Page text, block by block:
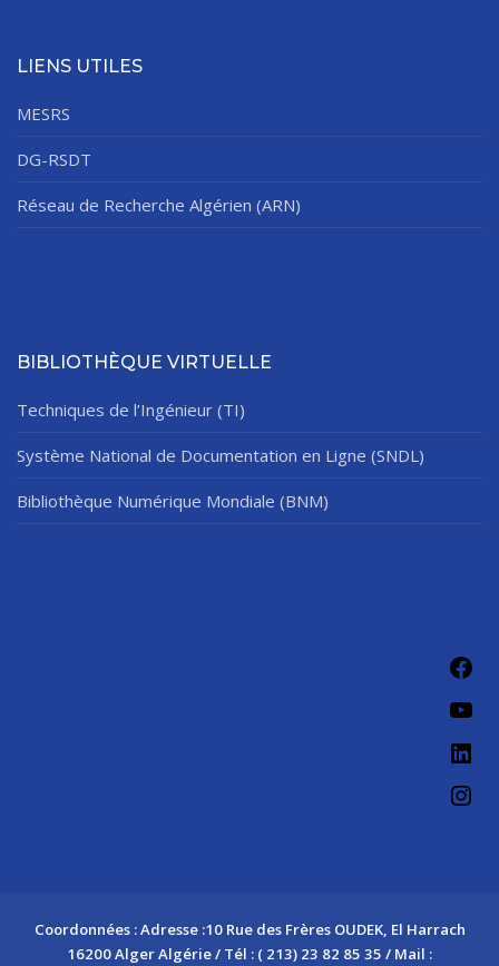
LIENS UTILES
MESRS
DG-RSDT
Réseau de Recherche Algérien (ARN)
BIBLIOTHÈQUE VIRTUELLE
Techniques de l’Ingénieur (TI)
Système National de Documentation en Ligne (SNDL)
Bibliothèque Numérique Mondiale (BNM)
Coordonnées : Adresse :10 Rue des Frères OUDEK, El Harrach
16200 Alger Algérie / Tél : ( 213) 23 82 85 35 / Mail :